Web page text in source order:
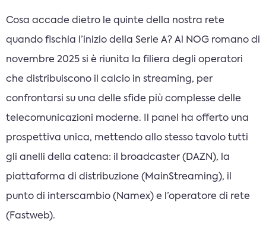
Cosa accade dietro le quinte della nostra rete
quando fischia l’inizio della Serie A? Al NOG romano di
novembre 2025 si è riunita la filiera degli operatori
che distribuiscono il calcio in streaming, per
confrontarsi su una delle sfide più complesse delle
telecomunicazioni moderne. Il panel ha offerto una
prospettiva unica, mettendo allo stesso tavolo tutti
gli anelli della catena: il broadcaster (DAZN), la
piattaforma di distribuzione (MainStreaming), il
punto di interscambio (Namex) e l’operatore di rete
(Fastweb).